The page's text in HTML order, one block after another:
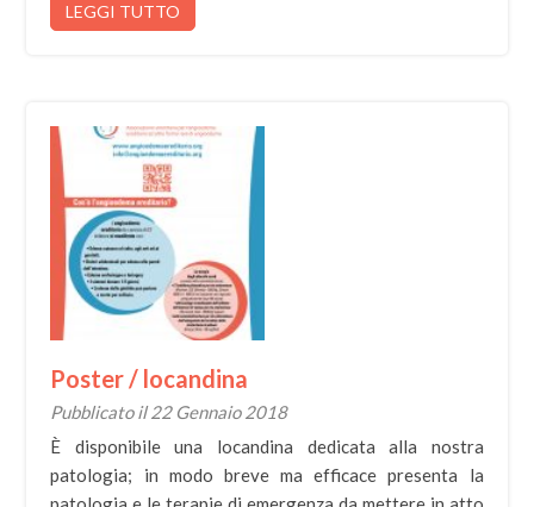
LEGGI TUTTO
Poster / locandina
Pubblicato il 22 Gennaio 2018
È disponibile una locandina dedicata alla nostra
patologia; in modo breve ma efficace presenta la